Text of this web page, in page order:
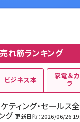
れ筋ランキング
ティング・セールス
グ 更新日時：2026/06/26
ビジネス本 家電＆
ラ